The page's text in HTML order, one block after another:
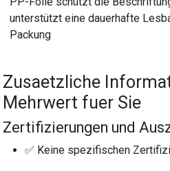
unterstützt eine dauerhafte
Packung
Zusaetzliche
Mehrwert fuer Sie
Zertifizierungen und
✅ Keine spezifischen